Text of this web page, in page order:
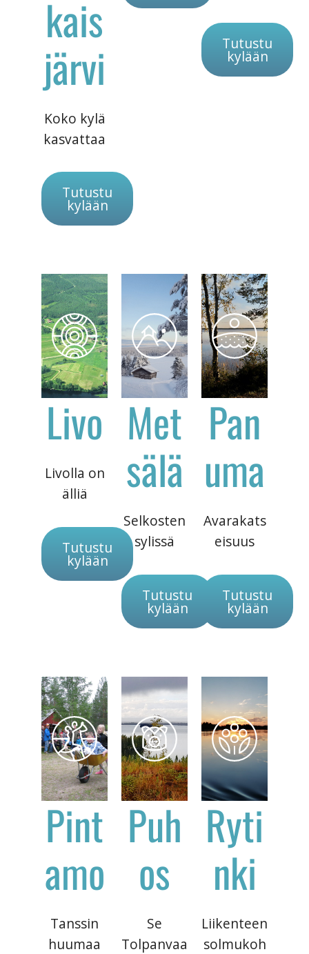
kais
järvi
Koko kylä
kasvattaa
Tutustu
kylään
Tutustu
kylään
Livo
Livolla on
älliä
Tutustu
kylään
Met
sälä
Selkosten
sylissä
Tutustu
kylään
Pan
uma
Avarakats
eisuus
Tutustu
kylään
Pint
amo
Tanssin
huumaa
Puh
os
Se
Tolpanvaa
Ryti
nki
Liikenteen
solmukoh